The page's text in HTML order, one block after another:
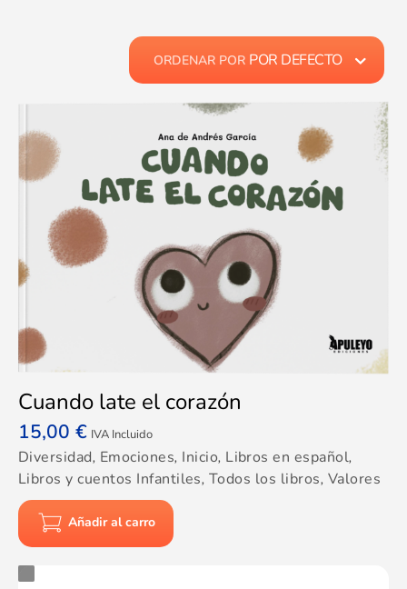
ORDENAR POR POR DEFECTO
Cuando late el corazón
15,00 € IVA Incluido
Diversidad, Emociones, Inicio, Libros en español,
Libros y cuentos Infantiles, Todos los libros, Valores
Añadir al carro